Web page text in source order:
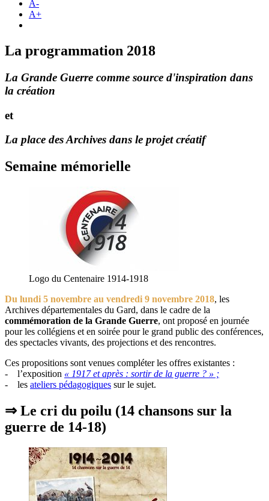
A-
A+
La programmation 2018
La Grande Guerre comme source d'inspiration dans
la création
et
La place des Archives dans le projet créatif
Semaine mémorielle
Logo du Centenaire 1914-1918
Du lundi 5 novembre au vendredi 9 novembre 2018, les
Archives départementales du Gard, dans le cadre de la
commémoration de la Grande Guerre, ont proposé en journée
pour les collégiens et en soirée pour le grand public des conférences,
des spectacles vivants, des projections et des rencontres.
Ces propositions sont venues compléter les offres existantes :
- l’exposition « 1917 et après : sortir de la guerre ? » ;
- les ateliers pédagogiques sur le sujet.
⇒ Le cri du poilu (14 chansons sur la
guerre de 14-18)